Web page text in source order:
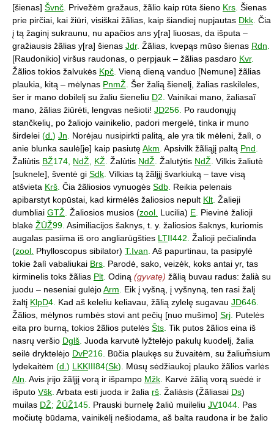
[šienas] Švnč Privežėm gražaus, žãlio kaip rūta šieno Krs Šienas
prie pirčiai, kai žiūri, visiškai žãlias, kaip šiandiej nupjautas Dkk Čia
į tą žaginį sukraunu, nu apačios ans y[ra] liuosas, da išputa –
gražiausis žãlias y[ra] šienas Jdr. Žãlias, kvepąs mūso šienas Rdn
[Raudonikio] viršus raudonas, o perpjauk – žãlias pasdaro Kvr.
Žãlios tokios žalvukės Kpč Vieną dieną vanduo [Nemune] žãlias
plaukia, kitą – mėlynas PnmŽ Šer žalią šienelį, žalias raskileles,
šer ir mano dobilelį su žaliu šieneliu D2. Vainikai mano, žaliasaĩ
mano, žãlias žiūrėti, lengvas nešioti! JD256. Po raudonųjų
stančkelių, po žaliojo vainikelio, padori mergelė, tinka ir muno
širdelei (d. ) Jn
Norėjau nusipirkti palitą, ale yra tik mėleni, žalì, o
anie blunka saulė[je] kaip pasiutęAkm Apsivilk žãliąjį paltą Pnd
Žaliùtis BŽ174, NdŽ KŽ Žalùtis NdŽ Žalutýtis NdŽ Vilkis žaliutè
[suknele], šventė gi Sdk Vilkias tą žãlįjį švarkiuką – tave visą
atšvieta Krš Čia žãliosios vynuogės Sdb Reikia pelenais
apibarstyt kopūstai, kad kirmėlės žaliosios nepult Klt Žalieji
dumbliai GTŽ Žaliosios musios (zool. Lucilia) E Pievinė žalioji
blakė ŽŪŽ99. Asimiliacijos šaknys, t. y. žaliosios šaknys, kuriomis
augalas pasiima iš oro angliarūgšties LTII442. Žalioji pečialinda
(zool. Phylloscopus sibilator) T.Ivan Aš papurtinau, ta pasipylė
tokie žalì vabaliukai Brs Parodė, sako, veizėk, koks antai yr, tas
kirminelis toks žãlias Plt Odiną (gyvatę) žãlią buvau radus: žalià su
juodu – neseniai gulėjoArm
Eik į vyšną, į vyšnyną, ten rasi žalį
žaltį KlpD4. Kad aš keleliu keliavau, žãlią zylelę sugavau JD646.
Žãlios, mėlynos rumbės stovi ant pečių [nuo mušimo] Srj Putelės
eita pro burną, tokios žãlios putelės Šts Tik putos žãlios eina iš
nasrų veršio Dglš Juoda karvutė lyžtelėjo pakulų kuodelį, žalia
seilė dryktelėjo DvP216. Būčia plaukęs su žuvaitėm, su žalium̃sium
lydekaitėm (d. ) LKKIII84(Sk).
Mūsų sėdžiaukoj plauko žãlios varlės
Aln Avis įrijo žãlįjį vorą ir išpampo Mžk Karvė žãlią vorą suėdė ir
išputo Všk Arbata esti juoda ir žalia rš Žaliàsis (Žãliasai Ds)
muilas DŽ; ŽŪŽ145. Prauski burnelę žaliù muileliu JV1044. Pas
močiutę būdama, vainikėlį nešiodama, aš balta raudona ir be žalio